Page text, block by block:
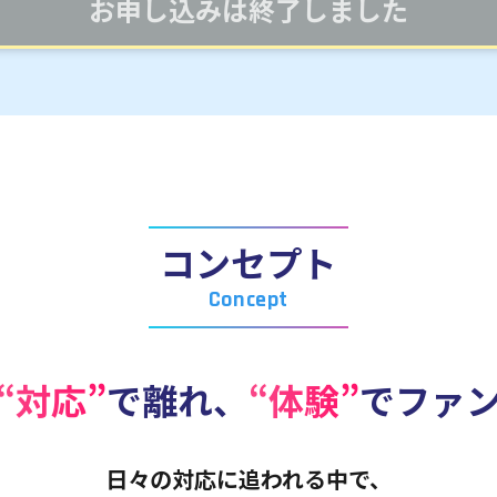
お申し込みは終了しました
コンセプト
Concept
対応”で離れ、 “体験”でファ
日々の対応に追われる中で、